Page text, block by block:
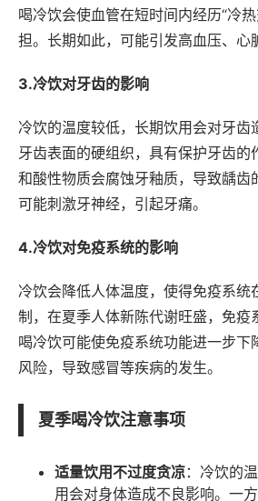
喝冷饮会使血管在短时间内经历“冷
担。长期如此，可能引发高血压、心
3.冷饮对牙齿的影响
冷饮的温度较低，长期饮用会对牙齿
牙齿表面的硬组织，具有保护牙齿的
和酸性物质会腐蚀牙釉质，导致龋齿
可能刺激牙神经，引起牙痛。
4.冷饮对免疫系统的影响
冷饮会降低人体温度，使得免疫系统
制，在夏季人体新陈代谢旺盛，免疫
喝冷饮可能使免疫系统功能进一步下
风险，导致感冒等疾病的发生。
夏季喝冷饮注意事项
适量饮用不过度贪凉：冷饮的
用会对身体造成不良影响。一